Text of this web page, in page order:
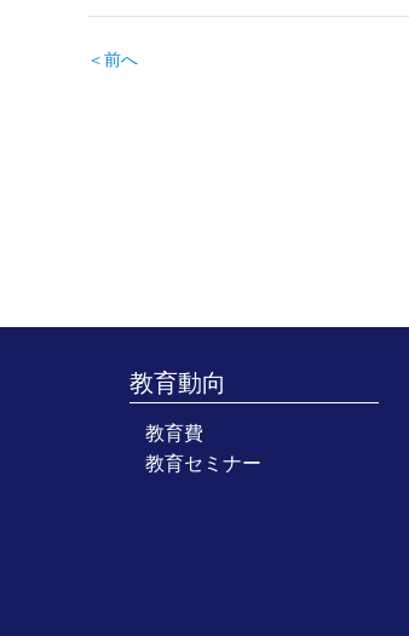
＜前へ
教育動向
教育費
教育セミナー